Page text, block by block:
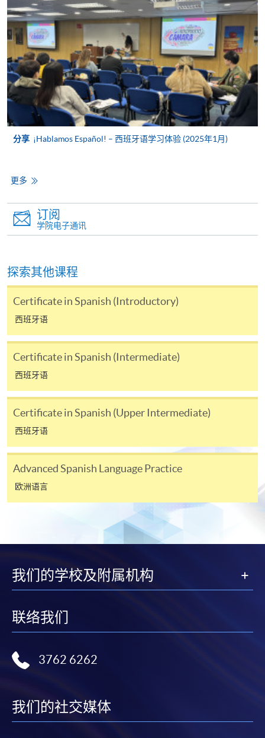
「报读课程」，惟学院对邮递失误而遗失的支票及个
人资料概不负责。
3. VISA / Mastercard
申请人可亲临学院任何一所报名中心，以 VISA 或
Mastercard（包括「香港大学专业进修学院
Mastercard卡」）缴付学费。香港大学专业进修学院
Mastercard卡持有人，如报读课程满港币2,000元，可
享有十个月免息分期付款优惠，惟课程申请人必须为
信用卡持有人。详情请向学院报名中心职员查询。
别学历颁授课程提供网上报名/注册服务，申请人可在
网上使用「缴费灵」（不适用於手机）、VISA或
Mastercard缴付有关课程的报名费或学费。除上述支
员亦可以微信支付（Online WeChat Pay）、支付宝
（Online Alipay）或转数快（FPS）缴付学费，详情请
参阅 报名办法 - 网上报名服务 。
注意事项:
名程序，建议申请人亲身到学院报名中心报名，并避
免使用支票付款。
除由学院裁定的特殊情况（例如课程因报名人数不足
准退还款项，以现金、易办事、微信支付、支付宝、
支票或缴费灵（只限网上付款）方式缴交之款项，将
以支票退款；以信用卡缴交之款项，退款将直接退还
到支付款项时使用的信用卡户口。
除本学院网页所列明的学费外，个别课程或有其他额
外收费，详情请联络有关学科职员。
其他课程，惟学院对特殊情况，可酌情处理。转读申
请一经批准，学员须缴付港币120元手续费。
人资料，概不负责。
若学员有意申请付款证明书，请把填妥之申请表、贴
每张收据申请费用为港币30 元。支票抬头注明「香
分享 ¡Hablamos Español! – 西班牙语学习体验 (2025年1月)
更多
订阅
学院电子通讯
探索其他课程
Certificate in Spanish (Introductory)
西班牙语
Certificate in Spanish (Intermediate)
西班牙语
Certificate in Spanish (Upper Intermediate)
西班牙语
Advanced Spanish Language Practice
欧洲语言
我们的学校及附属机构
联络我们
3762 6262
我们的社交媒体